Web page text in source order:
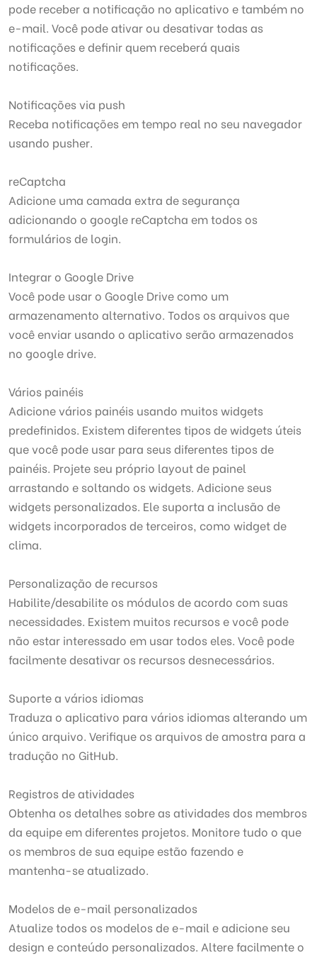
pode receber a notificação no aplicativo e também no
e-mail. Você pode ativar ou desativar todas as
notificações e definir quem receberá quais
notificações.
Notificações via push
Receba notificações em tempo real no seu navegador
usando pusher.
reCaptcha
Adicione uma camada extra de segurança
adicionando o google reCaptcha em todos os
formulários de login.
Integrar o Google Drive
Você pode usar o Google Drive como um
armazenamento alternativo. Todos os arquivos que
você enviar usando o aplicativo serão armazenados
no google drive.
Vários painéis
Adicione vários painéis usando muitos widgets
predefinidos. Existem diferentes tipos de widgets úteis
que você pode usar para seus diferentes tipos de
painéis. Projete seu próprio layout de painel
arrastando e soltando os widgets. Adicione seus
widgets personalizados. Ele suporta a inclusão de
widgets incorporados de terceiros, como widget de
clima.
Personalização de recursos
Habilite/desabilite os módulos de acordo com suas
necessidades. Existem muitos recursos e você pode
não estar interessado em usar todos eles. Você pode
facilmente desativar os recursos desnecessários.
Suporte a vários idiomas
Traduza o aplicativo para vários idiomas alterando um
único arquivo. Verifique os arquivos de amostra para a
tradução no GitHub.
Registros de atividades
Obtenha os detalhes sobre as atividades dos membros
da equipe em diferentes projetos. Monitore tudo o que
os membros de sua equipe estão fazendo e
mantenha-se atualizado.
Modelos de e-mail personalizados
Atualize todos os modelos de e-mail e adicione seu
design e conteúdo personalizados. Altere facilmente o